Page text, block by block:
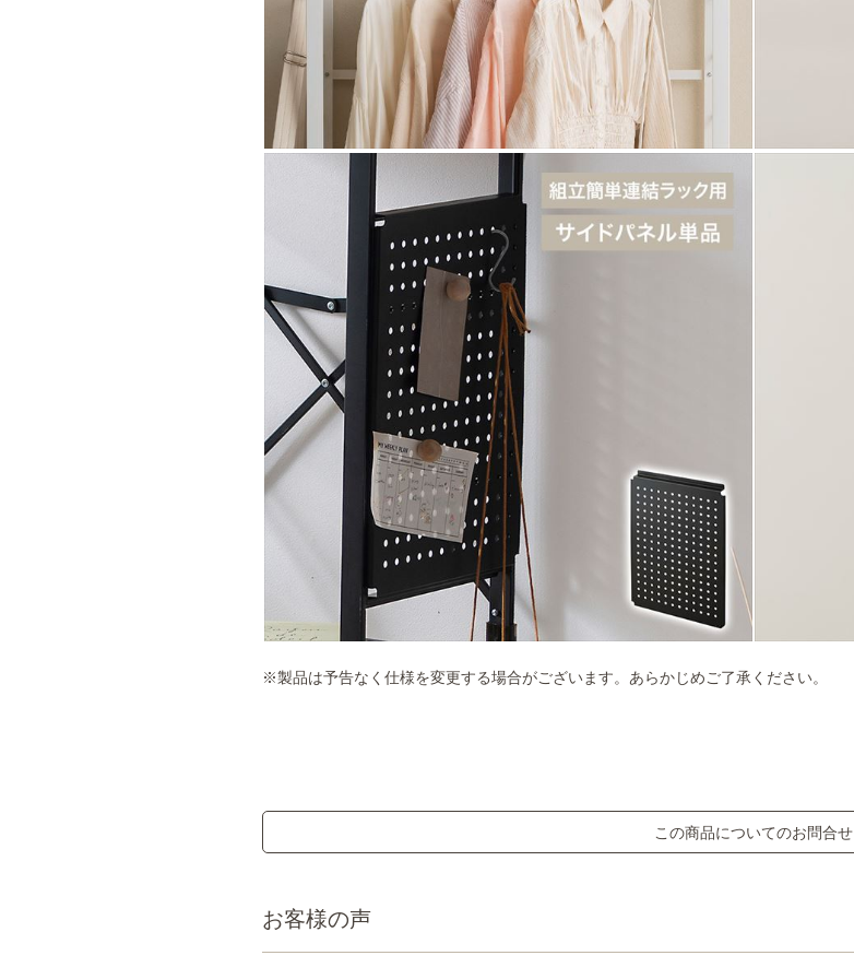
※製品は予告なく仕様を変更する場合がございます。あらかじめご了承ください。
この商品についてのお問合せ
お客様の声